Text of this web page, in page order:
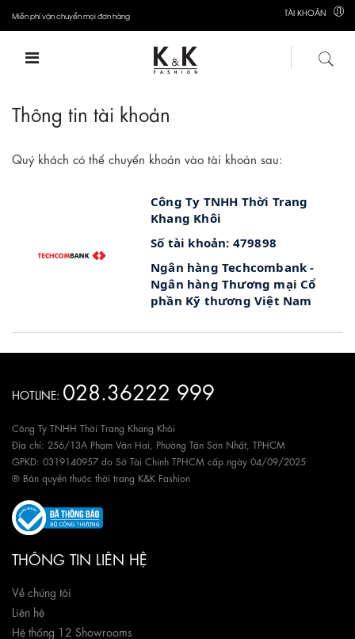
Miễn phí vận chuyển mọi đơn hàng TÀI KHOẢN
Thông tin tài khoản
Quý khách có thể chuyển khoản vào tài khoản sau:
Công Ty TNHH Thời Trang
Khang Khôi
Số tài khoản: 479898
Ngân hàng Techcombank -
Ngân hàng Thương mại Cổ
phần Kỹ thương Việt Nam
HOTLINE: 028.36222 999
Công Ty TNHH Thời Trang Khang Khôi
Địa chỉ: 256/13A Phạm Văn Hai, Phường Tân Sơn Nhất, TPHCM
GPKD: 0319140957 do Sở Tài Chính TPHCM cấp ngày 04/09/2025
® Bản quyền thuộc thời trang K&K Fashion
THÔNG TIN LIÊN HỆ
Về chúng tôi
Liên hệ
Hệ thống 12 Showrooms